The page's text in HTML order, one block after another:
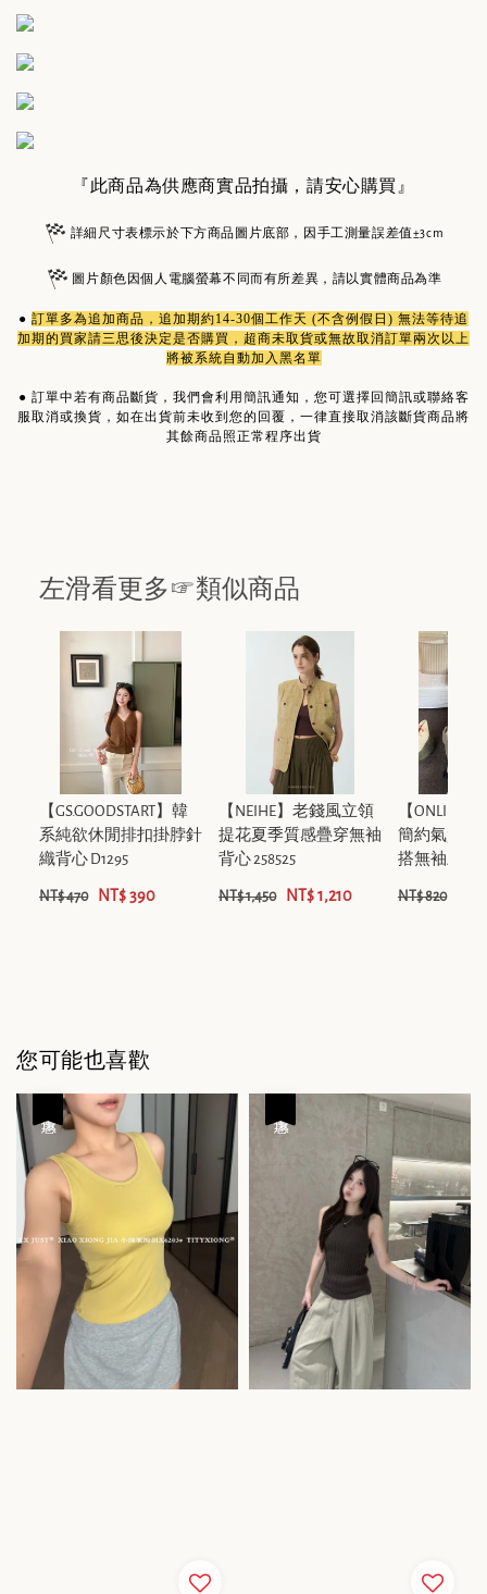
『此商品為供應商實品拍攝，請安心購買』
詳細尺寸表標示於下方商品圖片底部，因手工測量誤差值±3cm
圖片顏色因個人電腦螢幕不同而有所差異，請以實體商品為準
● 訂單多為追加商品 ，追加期約14-30個工作天 (不含例假日) 無法等待追
加期的買家請三思後決定是否購買，超商未取貨或無故取消訂單兩次以上
將被系統自動加入黑名單
● 訂單中若有商品斷貨，我們會利用簡訊通知，您可選擇回簡訊或聯絡客
服取消或換貨，如在出貨前未收到您的回覆，一律直接取消該斷貨商品將
其餘商品照正常程序出貨
左滑看更多☞類似商品
【GS.GOODSTART】韓
系純欲休閒排扣掛脖針
織背心 D1295
NT$ 470 NT$ 390
【NEIHE】老錢風立領
提花夏季質感疊穿無袖
背心 258525
NT$ 1,450 NT$ 1,210
【ONLINE
簡約氣質顯
搭無袖上衣
NT$ 820
您可能也喜歡